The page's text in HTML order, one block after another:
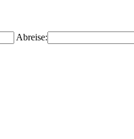
Abreise: